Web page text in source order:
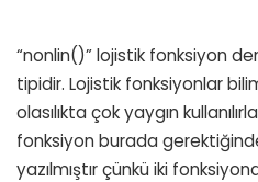
“nonlin()” lojistik fonksiyon
tipidir. Lojistik fonksiyonlar
olasılıkta çok yaygın
fonksiyon burada
yazılmıştır çünkü iki